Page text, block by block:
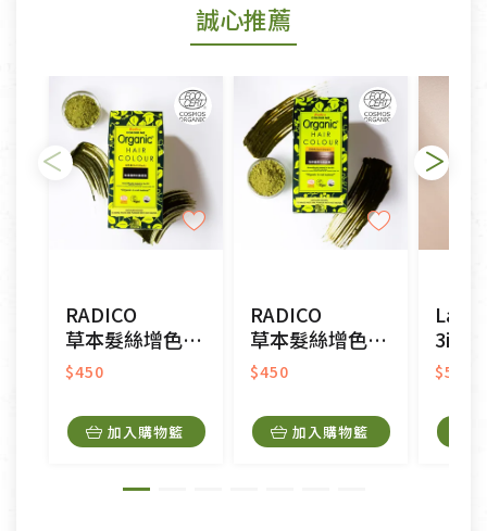
若您購買的商品有下列「不適用七天鑑賞期商品」情
形者，除商品瑕疵以外，恕不接受退換貨.
依消保法之規定提供該商品七天免費鑑賞期(含例假
日)的服務，原則上若商品未經使用或被汙損(除商品
瑕疵)，一般皆可申請退換貨。
不適用七天鑑賞期商品：
以數位或電磁紀錄形式儲存之商品、易於變質或損壞
接受原片換新。
衣飾鞋類-如T恤，如於送達後水洗或污損者。
美容保養用品、內衣褲、襪子、口罩等私人消耗性產
內衣褲、襪子、口罩個人衛生用品除商品本身有瑕疵
外,依據《通訊交易解除權合理例外情事適用準
誠心推薦
RADICO
草本髮絲增色粉-自然黑
$450
加入購物籃
RADICO
草本髮絲增色粉-深棕色
$450
加入購物籃
3in1
$580